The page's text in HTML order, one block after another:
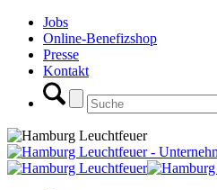
Jobs
Online-Benefizshop
Presse
Kontakt